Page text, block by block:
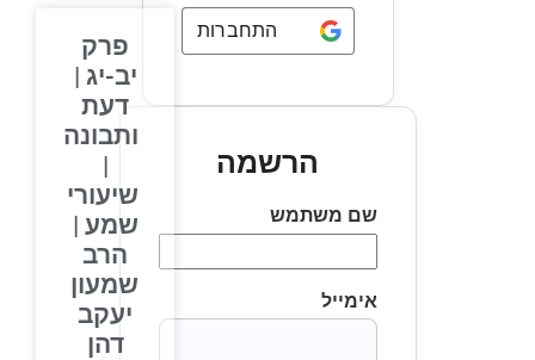
התחברות באמצעות
הרשמה
שם משתמש
אימייל
פרק
יב-יג |
דעת
ותבונה
שיעורי
שמע |
הרב
שמעון
יעקב
דהן